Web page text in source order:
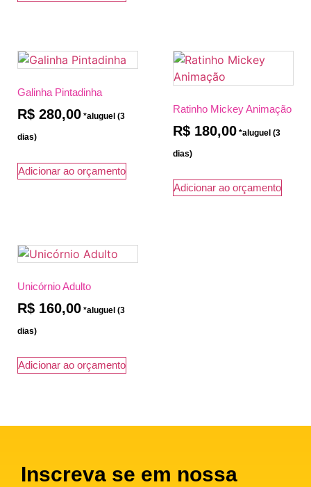
Galinha Pintadinha
R$ 280,00
Adicionar ao orçamento
Ratinho Mickey Animação
R$ 180,00
Adicionar ao orçamento
Unicórnio Adulto
R$ 160,00
Adicionar ao orçamento
Inscreva se em nossa